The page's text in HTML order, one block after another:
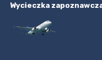
Wycieczka